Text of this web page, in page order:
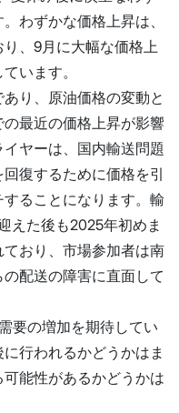
わずかな価格上昇は、
、9月に大幅な価格上
います。
り、原油価格の変動と
最近の価格上昇が影響
ヤーは、国内輸送問題
復するために価格を引
ることになります。輸
えた後も2025年初めま
おり、市場参加者は南
配送の障害に直面して
要の増加を期待してい
行われるかどうかはま
能性があるかどうかは